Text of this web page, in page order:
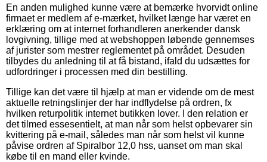
En anden mulighed kunne være at bemærke hvorvidt online
firmaet er medlem af e-mærket, hvilket længe har været en
erklæring om at internet forhandleren anerkender dansk
lovgivning, tillige med at webshoppen løbende gennemses
af jurister som mestrer reglementet på området. Desuden
tilbydes du anledning til at få bistand, ifald du udsættes for
udfordringer i processen med din bestilling.
Tillige kan det være til hjælp at man er vidende om de mest
aktuelle retningslinjer der har indflydelse på ordren, fx
hvilken returpolitik internet butikken lover. I den relation er
det tilmed essesentielt, at man når som helst opbevarer sin
kvittering på e-mail, således man når som helst vil kunne
påvise ordren af Spiralbor 12,0 hss, uanset om man skal
købe til en mand eller kvinde.